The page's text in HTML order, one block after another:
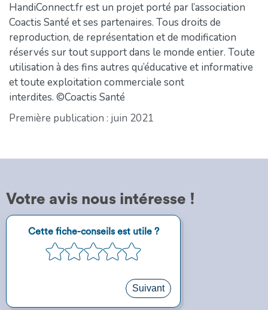
HandiConnect.fr est un projet porté par l’association
Coactis Santé et ses partenaires. Tous droits de
reproduction, de représentation et de modification
réservés sur tout support dans le monde entier. Toute
utilisation à des fins autres qu’éducative et informative
et toute exploitation commerciale sont
interdites. ©Coactis Santé
Première publication : juin 2021
Votre avis nous intéresse !
Étape
Cette fiche-conseils est utile ?
1
2
3
4
5
Suivant